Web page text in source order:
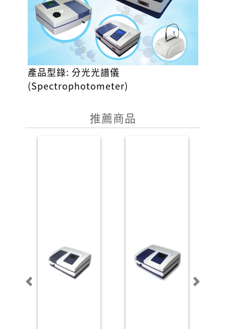
產品型錄: 分光光譜儀
(Spectrophotometer)
推薦商品